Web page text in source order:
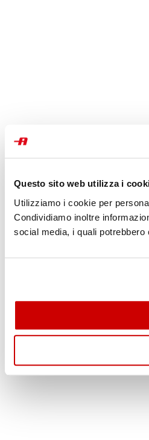
Questo sito web utilizza i
Utilizziamo i cookie per
Condividiamo inoltre
social media, i quali